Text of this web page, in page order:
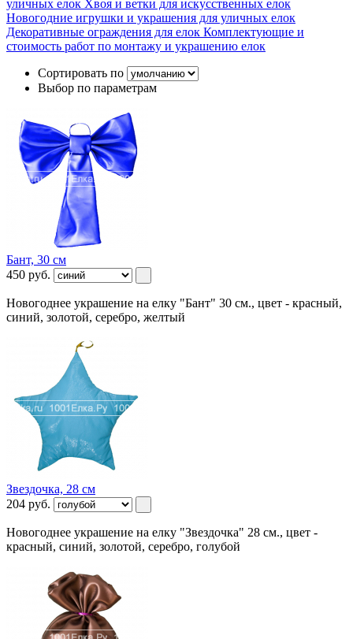
уличных елок Хвоя и ветки для искусственных елок
Новогодние игрушки и украшения для уличных елок
Декоративные ограждения для елок Комплектующие и
стоимость работ по монтажу и украшению елок
Сортировать по
Выбор по параметрам
Бант, 30 см
450 руб.
Новогоднее украшение на елку "Бант" 30 см., цвет - красный,
синий, золотой, серебро, желтый
Звездочка, 28 см
204 руб.
Новогоднее украшение на елку "Звездочка" 28 см., цвет -
красный, синий, золотой, серебро, голубой